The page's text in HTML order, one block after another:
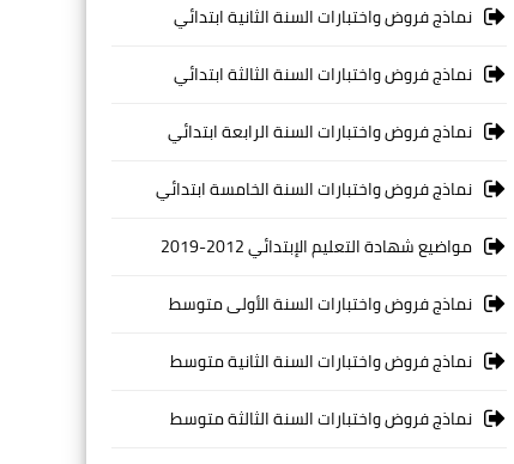
نماذج فروض واختبارات السنة الثانية ابتدائي
نماذج فروض واختبارات السنة الثالثة ابتدائي
نماذج فروض واختبارات السنة الرابعة ابتدائي
نماذج فروض واختبارات السنة الخامسة ابتدائي
مواضيع شهادة التعليم الإبتدائي 2012-2019
نماذج فروض واختبارات السنة الأولى متوسط
نماذج فروض واختبارات السنة الثانية متوسط
نماذج فروض واختبارات السنة الثالثة متوسط